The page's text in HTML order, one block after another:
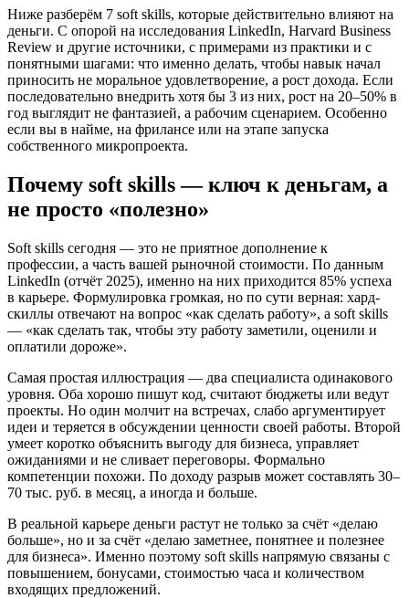
Ниже разберём 7 soft skills, которые действительно влияют на
деньги. С опорой на исследования LinkedIn, Harvard Business
Review и другие источники, с примерами из практики и с
понятными шагами: что именно делать, чтобы навык начал
приносить не моральное удовлетворение, а рост дохода. Если
последовательно внедрить хотя бы 3 из них, рост на 20–50% в
год выглядит не фантазией, а рабочим сценарием. Особенно
если вы в найме, на фрилансе или на этапе запуска
собственного микропроекта.
Почему soft skills — ключ к деньгам, а
не просто «полезно»
Soft skills сегодня — это не приятное дополнение к
профессии, а часть вашей рыночной стоимости. По данным
LinkedIn (отчёт 2025), именно на них приходится 85% успеха
в карьере. Формулировка громкая, но по сути верная: хард-
скиллы отвечают на вопрос «как сделать работу», а soft skills
— «как сделать так, чтобы эту работу заметили, оценили и
оплатили дороже».
Самая простая иллюстрация — два специалиста одинакового
уровня. Оба хорошо пишут код, считают бюджеты или ведут
проекты. Но один молчит на встречах, слабо аргументирует
идеи и теряется в обсуждении ценности своей работы. Второй
умеет коротко объяснить выгоду для бизнеса, управляет
ожиданиями и не сливает переговоры. Формально
компетенции похожи. По доходу разрыв может составлять 30–
70 тыс. руб. в месяц, а иногда и больше.
В реальной карьере деньги растут не только за счёт «делаю
больше», но и за счёт «делаю заметнее, понятнее и полезнее
для бизнеса». Именно поэтому soft skills напрямую связаны с
повышением, бонусами, стоимостью часа и количеством
входящих предложений.